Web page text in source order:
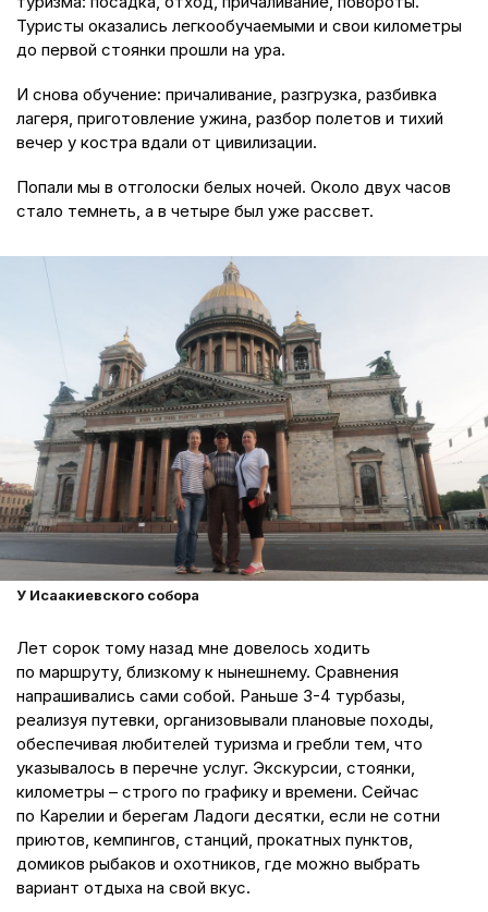
Туристы оказались легкообучаемыми и свои километры
до первой стоянки прошли на ура.
И снова обучение: причаливание, разгрузка, разбивка
лагеря, приготовление ужина, разбор полетов и тихий
вечер у костра вдали от цивилизации.
Попали мы в отголоски белых ночей. Около двух часов
стало темнеть, а в четыре был уже рассвет.
У Исаакиевского собора
Лет сорок тому назад мне довелось ходить
по маршруту, близкому к нынешнему. Сравнения
напрашивались сами собой. Раньше 3-4 турбазы,
реализуя путевки, организовывали плановые походы,
обеспечивая любителей туризма и гребли тем, что
указывалось в перечне услуг. Экскурсии, стоянки,
километры – строго по графику и времени. Сейчас
по Карелии и берегам Ладоги десятки, если не сотни
приютов, кемпингов, станций, прокатных пунктов,
домиков рыбаков и охотников, где можно выбрать
вариант отдыха на свой вкус.